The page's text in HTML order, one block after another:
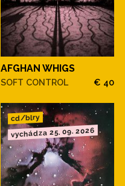
AFGHAN WHIGS
SOFT CONTROL € 40
cd/blry
vychádza 25. 09. 2026